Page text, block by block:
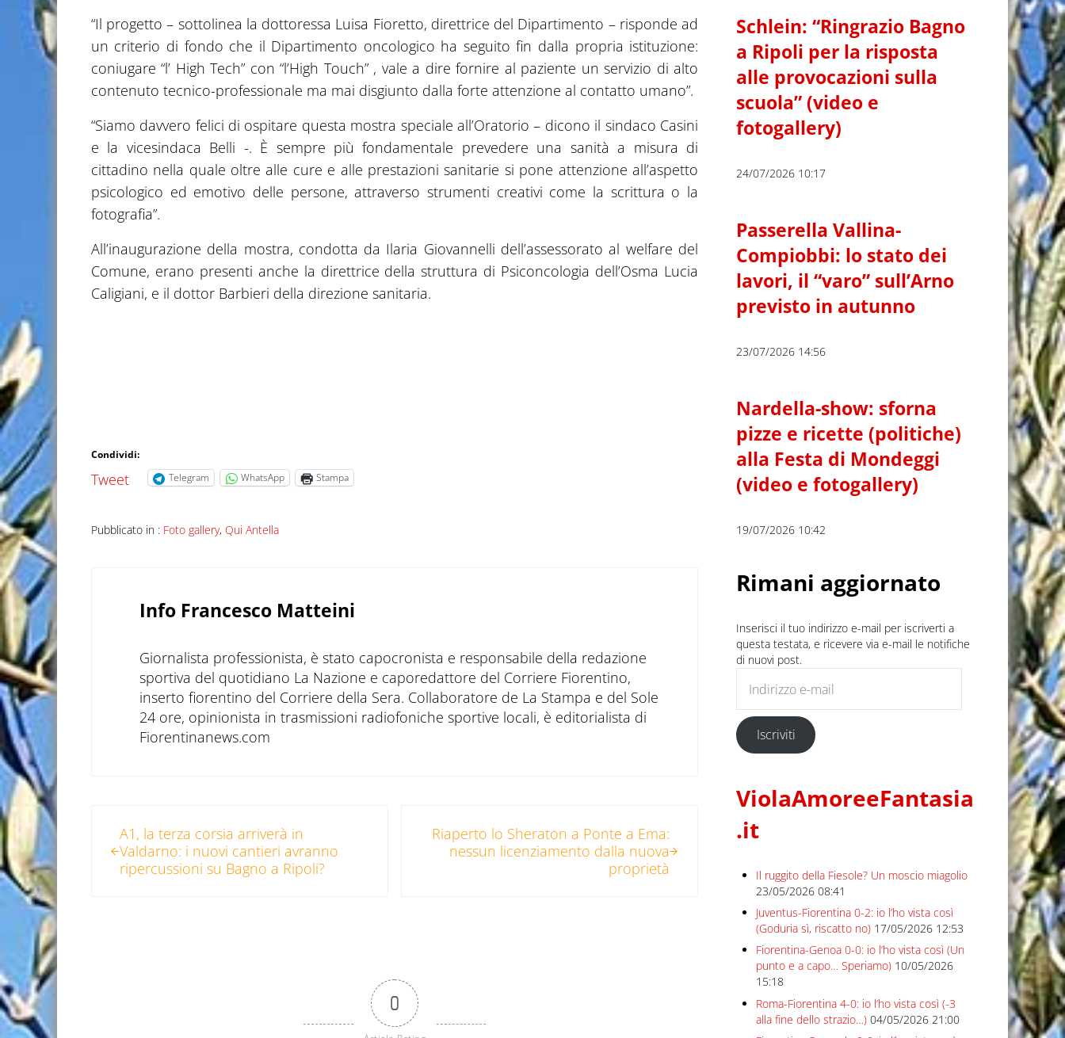
“Il progetto – sottolinea la dottoressa Luisa Fioretto, direttrice del Dipartimento – risponde ad
un criterio di fondo che il Dipartimento oncologico ha seguito fin dalla propria istituzione:
coniugare “l’ High Tech” con “l’High Touch” , vale a dire fornire al paziente un servizio di alto
contenuto tecnico-professionale ma mai disgiunto dalla forte attenzione al contatto umano”.
“Siamo davvero felici di ospitare questa mostra speciale all’Oratorio – dicono il sindaco Casini
e la vicesindaca Belli -. È sempre più fondamentale prevedere una sanità a misura di
cittadino nella quale oltre alle cure e alle prestazioni sanitarie si pone attenzione all’aspetto
psicologico ed emotivo delle persone, attraverso strumenti creativi come la scrittura o la
fotografia”.
All’inaugurazione della mostra, condotta da Ilaria Giovannelli dell’assessorato al welfare del
Comune, erano presenti anche la direttrice della struttura di Psiconcologia dell’Osma Lucia
Caligiani, e il dottor Barbieri della direzione sanitaria.
Condividi:
Tweet Telegram WhatsApp Stampa
Pubblicato in : Foto gallery, Qui Antella
Info Francesco Matteini
Giornalista professionista, è stato capocronista e responsabile della redazione
sportiva del quotidiano La Nazione e caporedattore del Corriere Fiorentino,
inserto fiorentino del Corriere della Sera. Collaboratore de La Stampa e del Sole
24 ore, opinionista in trasmissioni radiofoniche sportive locali, è editorialista di
Fiorentinanews.com
A1, la terza corsia arriverà in
Valdarno: i nuovi cantieri avranno
ripercussioni su Bagno a Ripoli?
Riaperto lo Sheraton a Ponte a Ema:
nessun licenziamento dalla nuova
proprietà
0
Schlein: “Ringrazio Bagno
a Ripoli per la risposta
alle provocazioni sulla
scuola” (video e
fotogallery)
24/07/2026 10:17
Passerella Vallina-
Compiobbi: lo stato dei
lavori, il “varo” sull’Arno
previsto in autunno
23/07/2026 14:56
Nardella-show: sforna
pizze e ricette (politiche)
alla Festa di Mondeggi
(video e fotogallery)
19/07/2026 10:42
Rimani aggiornato
Inserisci il tuo indirizzo e-mail per iscriverti a
questa testata, e ricevere via e-mail le notifiche
di nuovi post.
Iscriviti
ViolaAmoreeFantasia
.it
Il ruggito della Fiesole? Un moscio miagolio
23/05/2026 08:41
Juventus-Fiorentina 0-2: io l’ho vista così
(Goduria sì, riscatto no) 17/05/2026 12:53
Fiorentina-Genoa 0-0: io l’ho vista così (Un
punto e a capo… Speriamo) 10/05/2026
15:18
Roma-Fiorentina 4-0: io l’ho vista così (-3
alla fine dello strazio…) 04/05/2026 21:00